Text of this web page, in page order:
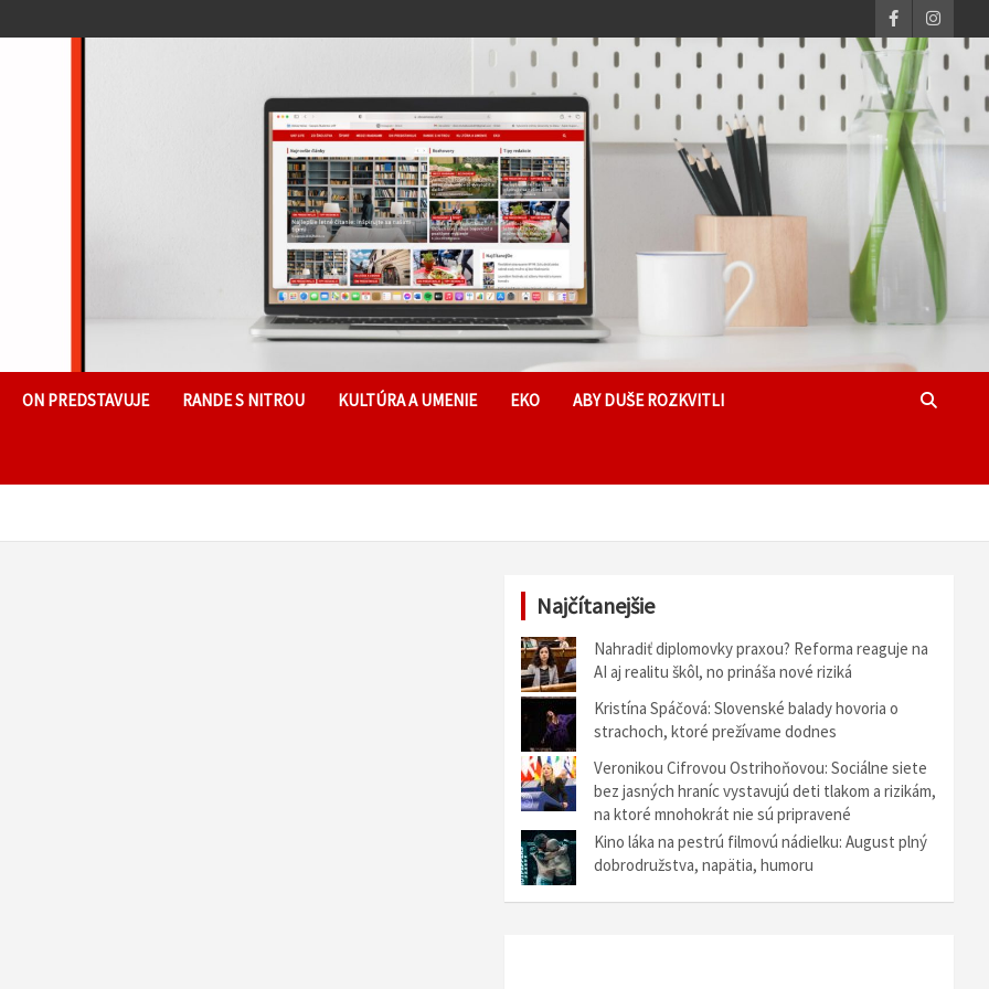
ON PREDSTAVUJE RANDE S NITROU KULTÚRA A UMENIE EKO ABY DUŠE ROZKVITLI
Najčítanejšie
Nahradiť diplomovky praxou? Reforma reaguje na
AI aj realitu škôl, no prináša nové riziká
Kristína Spáčová: Slovenské balady hovoria o
strachoch, ktoré prežívame dodnes
Veronikou Cifrovou Ostrihoňovou: Sociálne siete
bez jasných hraníc vystavujú deti tlakom a rizikám,
na ktoré mnohokrát nie sú pripravené
Kino láka na pestrú filmovú nádielku: August plný
dobrodružstva, napätia, humoru